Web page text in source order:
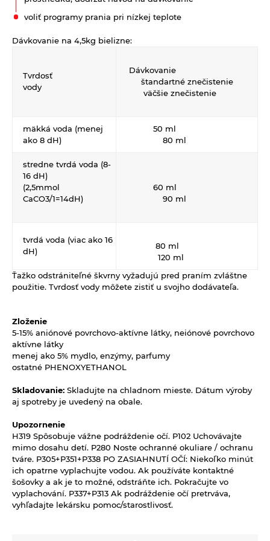
Strukoviny
Eterické oleje
Kúpele na detoxikáciu organizmu
Literatúra
voliť programy prania pri nízkej teplote
Dávkovanie na 4,5kg bielizne:
Tvrdosť
vody
Dávkovanie
štandartné znečistenie
väčšie znečistenie
mäkká voda (menej
ako 8 dH)
50 ml
80 ml
stredne tvrdá voda (8-
16 dH)
(2,5mmol
CaCO3/1=14dH)
60 ml
90 ml
tvrdá voda (viac ako 16
dH)
80 ml
120 ml
Ťažko odstrániteľné škvrny vyžadujú pred praním zvláštne
použitie. Tvrdosť vody môžete zistiť u svojho dodávateľa.
Zloženie
5-15% aniónové povrchovo-aktívne látky, neiónové povrchovo
aktívne látky
menej ako 5% mydlo, enzýmy, parfumy
ostatné PHENOXYETHANOL
Skladovanie: Skladujte na chladnom mieste. Dátum výroby
aj spotreby je uvedený na obale.
Upozornenie
H319 Spôsobuje vážne podráždenie očí. P102 Uchovávajte
mimo dosahu detí. P280 Noste ochranné okuliare / ochranu
tváre. P305+P351+P338 PO ZASIAHNUTÍ OČÍ: Niekoľko minút
ich opatrne vyplachujte vodou. Ak používáte kontaktné
šošovky a ak je to možné, odstráňte ich. Pokračujte vo
vyplachování. P337+P313 Ak podráždenie očí pretrváva,
vyhľadajte lekársku pomoc/starostlivosť.